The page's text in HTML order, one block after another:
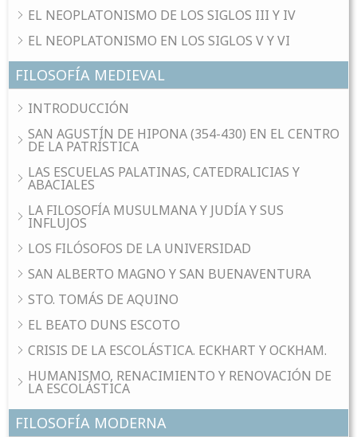
EL NEOPLATONISMO DE LOS SIGLOS III Y IV
EL NEOPLATONISMO EN LOS SIGLOS V Y VI
FILOSOFÍA MEDIEVAL
INTRODUCCIÓN
SAN AGUSTÍN DE HIPONA (354-430) EN EL CENTRO
DE LA PATRÍSTICA
LAS ESCUELAS PALATINAS, CATEDRALICIAS Y
ABACIALES
LA FILOSOFÍA MUSULMANA Y JUDÍA Y SUS
INFLUJOS
LOS FILÓSOFOS DE LA UNIVERSIDAD
SAN ALBERTO MAGNO Y SAN BUENAVENTURA
STO. TOMÁS DE AQUINO
EL BEATO DUNS ESCOTO
CRISIS DE LA ESCOLÁSTICA. ECKHART Y OCKHAM.
HUMANISMO, RENACIMIENTO Y RENOVACIÓN DE
LA ESCOLÁSTICA
FILOSOFÍA MODERNA